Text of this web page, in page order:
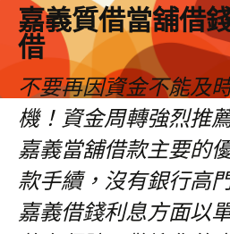
嘉義質借當舖借
借
不要再因資金不能及
機！資金周轉強烈推
嘉義當舖借款主要的
款手續，沒有銀行高
嘉義借錢利息方面以